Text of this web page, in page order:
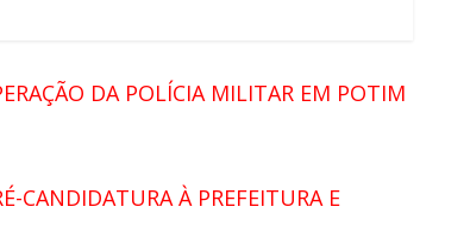
DA POLÍCIA MILITAR EM POTIM
CANDIDATURA À PREFEITURA E